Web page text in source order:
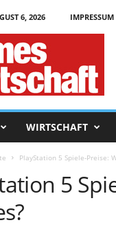
6, 2026 IMPRESSUM
WIRTSCHAFT
PlayStation 5 Spiele-Preise:
5